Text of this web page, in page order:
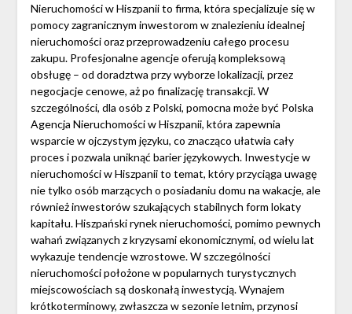
Nieruchomości w Hiszpanii to firma, która specjalizuje się w
pomocy zagranicznym inwestorom w znalezieniu idealnej
nieruchomości oraz przeprowadzeniu całego procesu
zakupu. Profesjonalne agencje oferują kompleksową
obsługę – od doradztwa przy wyborze lokalizacji, przez
negocjacje cenowe, aż po finalizację transakcji. W
szczególności, dla osób z Polski, pomocna może być Polska
Agencja Nieruchomości w Hiszpanii, która zapewnia
wsparcie w ojczystym języku, co znacząco ułatwia cały
proces i pozwala uniknąć barier językowych. Inwestycje w
nieruchomości w Hiszpanii to temat, który przyciąga uwagę
nie tylko osób marzących o posiadaniu domu na wakacje, ale
również inwestorów szukających stabilnych form lokaty
kapitału. Hiszpański rynek nieruchomości, pomimo pewnych
wahań związanych z kryzysami ekonomicznymi, od wielu lat
wykazuje tendencje wzrostowe. W szczególności
nieruchomości położone w popularnych turystycznych
miejscowościach są doskonałą inwestycją. Wynajem
krótkoterminowy, zwłaszcza w sezonie letnim, przynosi